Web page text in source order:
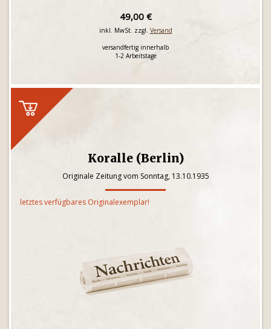
49,00 €
inkl. MwSt. zzgl. Versand
versandfertig innerhalb
1-2 Arbeitstage
Koralle (Berlin)
Originale Zeitung vom Sonntag, 13.10.1935
letztes verfügbares Originalexemplar!